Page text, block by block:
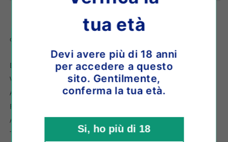
VILLAGES
o paga in 3 comode rate da
Denominazione: Mâcon-Villages AOC
Vitigni: chardonnay
Alcol: 13%
Formato: 0.75l
Allergeni: Solfiti
Temperatura di servizio: 8/10 °C
tua età
Devi avere più di 18 anni
per accedere a questo
sito. Gentilmente,
conferma la tua età.
Si, ho più di 18